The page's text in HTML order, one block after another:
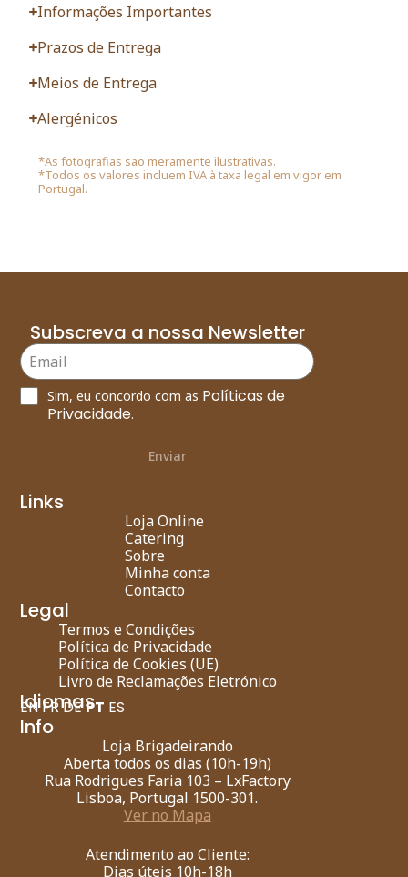
Informações Importantes
Prazos de Entrega
Meios de Entrega
Alergénicos
*As fotografias são meramente ilustrativas.
*Todos os valores incluem IVA à taxa legal em vigor em
Portugal.
Subscreva a nossa Newsletter
Sim, eu concordo com as Políticas de
Privacidade.
Enviar
Links
Loja Online
Catering
Sobre
Minha conta
Contacto
Legal
Termos e Condições
Política de Privacidade
Política de Cookies (UE)
Livro de Reclamações Eletrónico
Idiomas
EN FR DEPT ES
Info
Loja Brigadeirando
Aberta todos os dias (10h-19h)
Rua Rodrigues Faria 103 – LxFactory
Lisboa, Portugal 1500-301.
Ver no Mapa
Atendimento ao Cliente:
Dias úteis 10h-18h